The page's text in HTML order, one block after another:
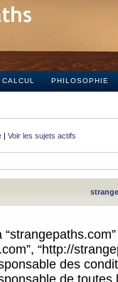
CALCUL PHILOSOPHIE
| Voir les sujets actifs
“http://
des
de